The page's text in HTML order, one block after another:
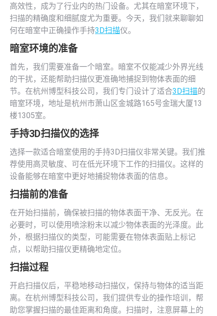
高效性，成为了行业内的热门设备。尤其在暗室环境下，
扫描的精确度和细腻度尤为重要。今天，我们就来聊聊如
何在暗室中正确操作手持3D扫描仪。
暗室环境的准备
首先，我们需要准备一个暗室。暗室不仅能减少外界光线
的干扰，还能帮助扫描仪更准确地捕捉到物体表面的细
节。在杭州博型科技公司，我们专门设计了适合3D扫描的
暗室环境，地址是杭州市萧山区金城路165号金瑞大厦13
楼1305室。
手持3D扫描仪的选择
选择一款适合暗室使用的手持3D扫描仪非常关键。我们推
荐使用高灵敏度、可在低光环境下工作的扫描仪。这样的
设备能够在暗室中更好地捕捉物体表面的信息。
扫描前的准备
在开始扫描前，确保被扫描的物体表面干净、无反光。在
必要时，可以使用喷涂粉末以减少物体表面的光泽度。此
外，根据扫描仪的类型，可能需要在物体表面贴上标记
点，以帮助扫描仪更精确地定位。
扫描过程
开启扫描仪后，平稳地移动扫描仪，保持与物体的适当距
离。在杭州博型科技公司，我们提供专业的操作培训，帮
助您掌握扫描的最佳距离和角度。扫描时，注意屏幕上的